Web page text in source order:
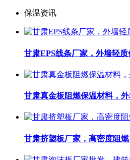
保温资讯
甘肃EPS线条厂家，外墙轻
甘肃真金板阻燃保温材料，
甘肃挤塑板厂家，高密度阻